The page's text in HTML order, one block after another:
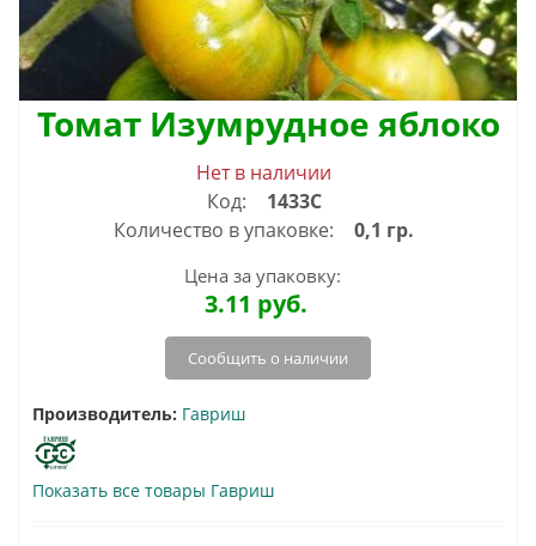
Томат Изумрудное яблоко
Нет в наличии
Код:
1433С
Количество в упаковке:
0,1 гр.
Цена за упаковку:
3.11 руб.
Сообщить о наличии
Производитель: Гавриш
Показать все товары Гавриш